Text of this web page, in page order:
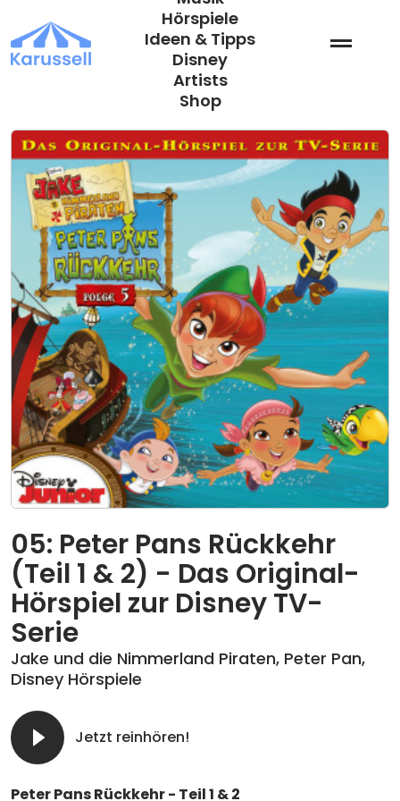
Inhalt
springen
Hörspiele
Ideen & Tipps
Disney
Artists
Shop
05: Peter Pans Rückkehr
(Teil 1 & 2) - Das Original-
Hörspiel zur Disney TV-
Serie
Jake und die Nimmerland Piraten, Peter Pan,
Disney Hörspiele
Jetzt reinhören!
Peter Pans Rückkehr - Teil 1 & 2